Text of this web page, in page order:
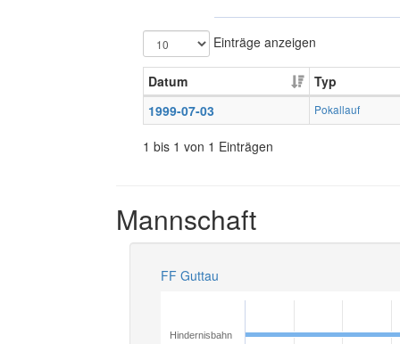
Einträge anzeigen
Datum
Typ
1999-07-03
Pokallauf
1 bis 1 von 1 Einträgen
Mannschaft
FF Guttau
Hindernisbahn